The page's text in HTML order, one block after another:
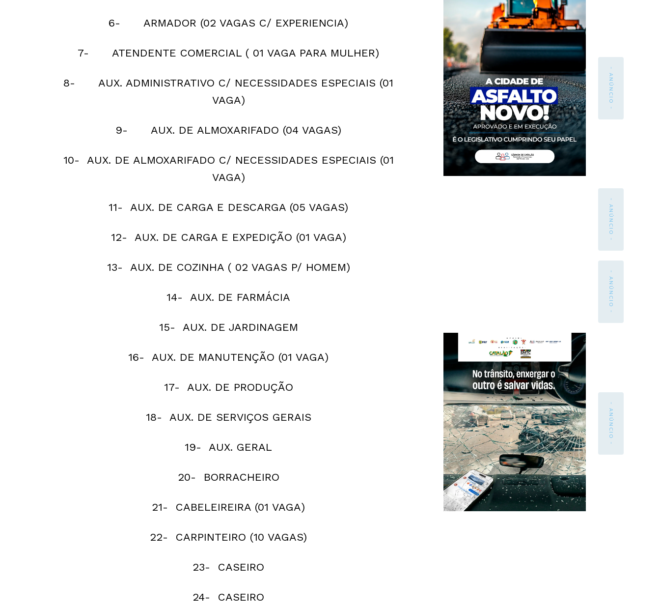
6- ARMADOR (02 VAGAS C/ EXPERIENCIA)
7- ATENDENTE COMERCIAL ( 01 VAGA PARA MULHER)
8- AUX. ADMINISTRATIVO C/ NECESSIDADES ESPECIAIS (01
VAGA)
9- AUX. DE ALMOXARIFADO (04 VAGAS)
10- AUX. DE ALMOXARIFADO C/ NECESSIDADES ESPECIAIS (01
VAGA)
11- AUX. DE CARGA E DESCARGA (05 VAGAS)
12- AUX. DE CARGA E EXPEDIÇÃO (01 VAGA)
13- AUX. DE COZINHA ( 02 VAGAS P/ HOMEM)
14- AUX. DE FARMÁCIA
15- AUX. DE JARDINAGEM
16- AUX. DE MANUTENÇÃO (01 VAGA)
17- AUX. DE PRODUÇÃO
18- AUX. DE SERVIÇOS GERAIS
19- AUX. GERAL
20- BORRACHEIRO
21- CABELEIREIRA (01 VAGA)
22- CARPINTEIRO (10 VAGAS)
23- CASEIRO
24- CASEIRO
- ANÚNCIO -
- ANÚNCIO -
- ANÚNCIO -
- ANÚNCIO -